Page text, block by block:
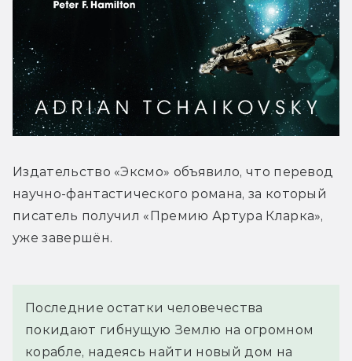
Издательство «Эксмо» объявило, что перевод
научно-фантастического романа, за который
писатель получил «Премию Артура Кларка»,
уже завершён.
Последние остатки человечества
покидают гибнущую Землю на огромном
корабле, надеясь найти новый дом на